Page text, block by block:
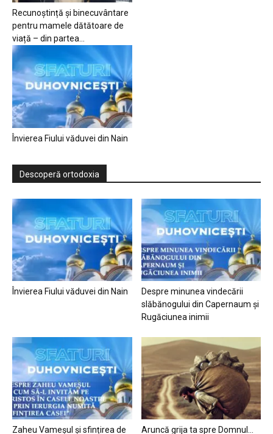
Recunoștință și binecuvântare
pentru mamele dătătoare de
viață – din partea...
Învierea Fiului văduvei din Nain
Descoperă ortodoxia
Învierea Fiului văduvei din Nain
Despre minunea vindecării
slăbănogului din Capernaum și
Rugăciunea inimii
Zaheu Vameșul și sfințirea de Aruncă grija ta spre Domnul…